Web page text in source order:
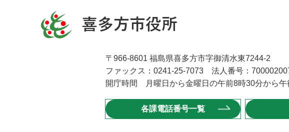
〒966-8601 福島県喜多方市字御清水東7244-2
ファックス：0241-25-7073 法人番号：
開庁時間 月曜日から金曜日の午前8時30分から午
各課電話番号一覧